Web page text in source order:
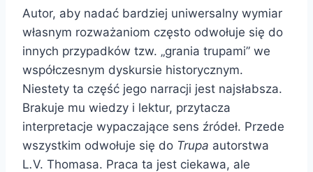
Autor, aby nadać bardziej uniwersalny wymiar
własnym rozważaniom często odwołuje się do
innych przypadków tzw. „grania trupami” we
współczesnym dyskursie historycznym.
Niestety ta część jego narracji jest najsłabsza.
Brakuje mu wiedzy i lektur, przytacza
interpretacje wypaczające sens źródeł. Przede
wszystkim odwołuje się do Trupa autorstwa
L.V. Thomasa. Praca ta jest ciekawa, ale